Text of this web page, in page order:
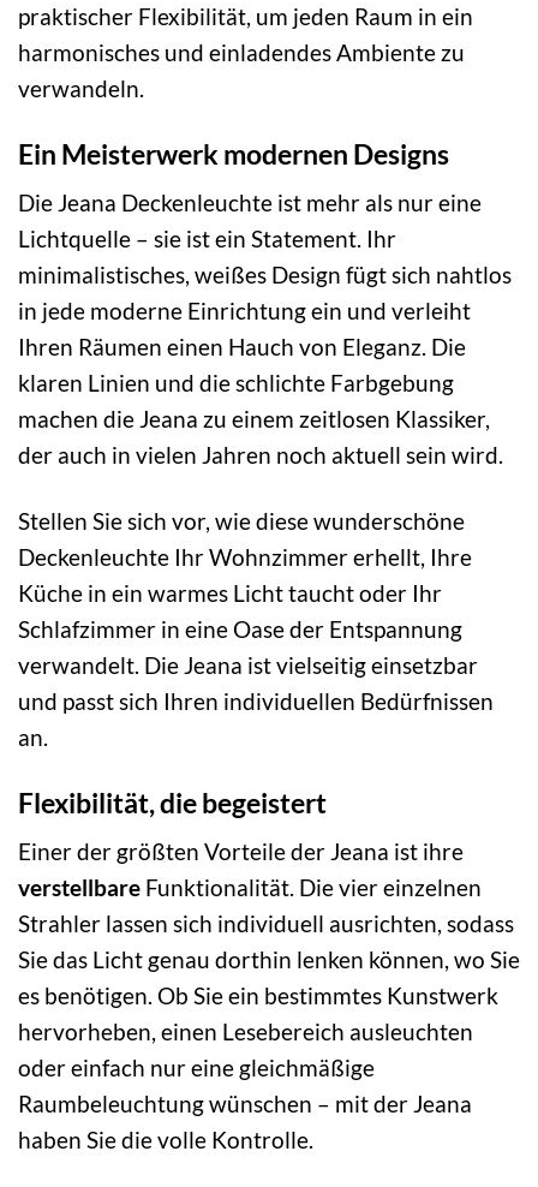
praktischer Flexibilität, um jeden Raum in ein
harmonisches und einladendes Ambiente zu
verwandeln.
Ein Meisterwerk modernen Designs
Die Jeana Deckenleuchte ist mehr als nur eine
Lichtquelle – sie ist ein Statement. Ihr
minimalistisches, weißes Design fügt sich nahtlos
in jede moderne Einrichtung ein und verleiht
Ihren Räumen einen Hauch von Eleganz. Die
klaren Linien und die schlichte Farbgebung
machen die Jeana zu einem zeitlosen Klassiker,
der auch in vielen Jahren noch aktuell sein wird.
Stellen Sie sich vor, wie diese wunderschöne
Deckenleuchte Ihr Wohnzimmer erhellt, Ihre
Küche in ein warmes Licht taucht oder Ihr
Schlafzimmer in eine Oase der Entspannung
verwandelt. Die Jeana ist vielseitig einsetzbar
und passt sich Ihren individuellen Bedürfnissen
an.
Flexibilität, die begeistert
Einer der größten Vorteile der Jeana ist ihre
verstellbare Funktionalität. Die vier einzelnen
Strahler lassen sich individuell ausrichten, sodass
Sie das Licht genau dorthin lenken können, wo Sie
es benötigen. Ob Sie ein bestimmtes Kunstwerk
hervorheben, einen Lesebereich ausleuchten
oder einfach nur eine gleichmäßige
Raumbeleuchtung wünschen – mit der Jeana
haben Sie die volle Kontrolle.